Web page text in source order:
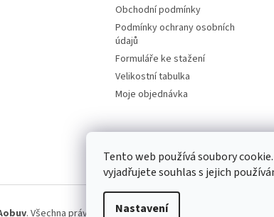
Tento web používá soubory
vyjadřujete souhlas s jejich
Nastavení
Obchodní podmínky
Podmínky ochrany osobních
údajů
Formuláře ke stažení
Velikostní tabulka
Moje objednávka
. Všechna práva vyhrazena.